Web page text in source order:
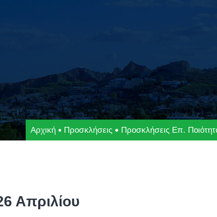
Αρχική Προσκλήσεις Προσκλήσεις Επ.
Απριλίου